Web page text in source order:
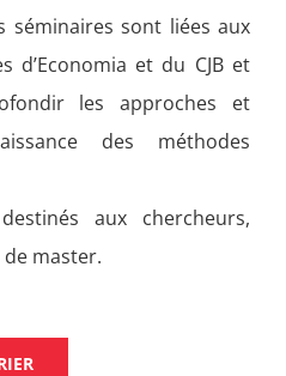
séminaires sont liées aux
d’Economia et du CJB et
les approches et
des méthodes
aux chercheurs,
master.